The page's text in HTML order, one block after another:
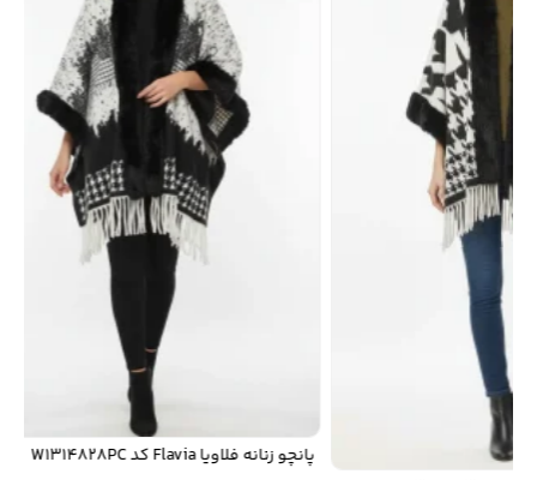
پانچو زنانه فلاویا Flavia کد W1314828PC